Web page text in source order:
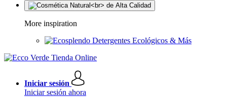
More inspiration
Detergentes Ecológicos & Más
Iniciar sesión
Iniciar sesión ahora